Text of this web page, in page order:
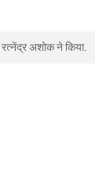
रत्नेंद्र अशोकने किया.